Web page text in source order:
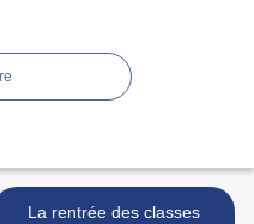
La rentrée des classes